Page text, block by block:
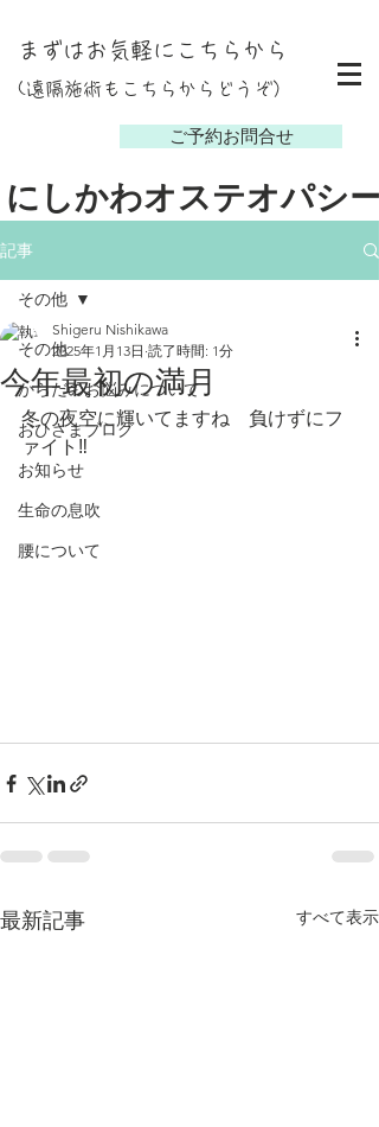
ご予約お問合せ
にしかわオステオパシー
まずはお気軽にこちらから
(遠隔施術もこちらからどうぞ）
記事
その他
からだのお悩みについて
おひさまブログ
お知らせ
生命の息吹
腰について
その他
今年最初の満月
Shigeru Nishikawa
2025年1月13日 読了時間: 1分
冬の夜空に輝いてますね　負けずにフ
ァイト‼️
最新記事 すべて表示